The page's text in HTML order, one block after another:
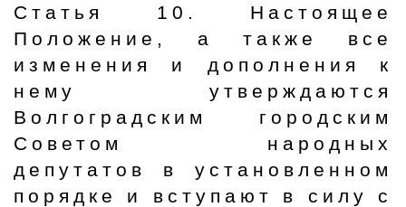
Статья 10. Настоящее
Положение, а также все
изменения и дополнения к
нему утверждаются
Волгоградским городским
Советом народных
депутатов в установленном
порядке и вступают в силу с